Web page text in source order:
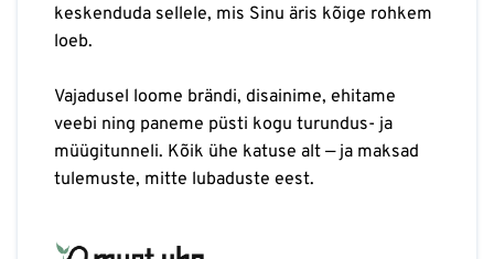
keskenduda sellele, mis Sinu äris kõige rohkem
loeb.
Vajadusel loome brändi, disainime, ehitame
veebi ning paneme püsti kogu turundus- ja
müügitunneli. Kõik ühe katuse alt — ja maksad
tulemuste, mitte lubaduste eest.